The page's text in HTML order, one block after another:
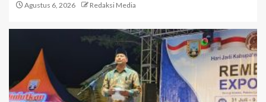
Agustus 6, 2026 Redaksi Media